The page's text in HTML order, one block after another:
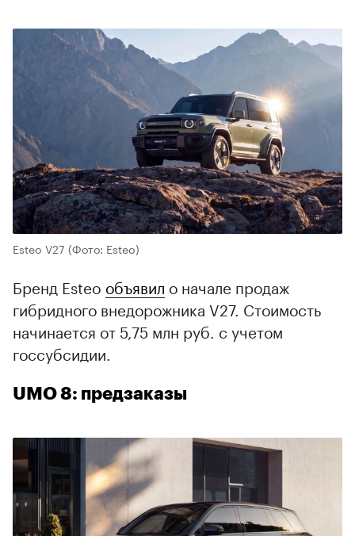
Esteo V27 (Фото: Esteo)
Бренд Esteo объявил о начале продаж
гибридного внедорожника V27. Стоимость
начинается от 5,75 млн руб. с учетом
госсубсидии.
UMO 8: предзаказы